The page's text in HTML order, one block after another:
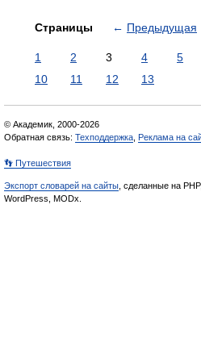
Страницы ← Предыдущая
1 2 3 4 5
10
11 12 13
© Академик, 2000-2026
Обратная связь: Техподдержка Реклама на
👣 Путешествия
Экспорт словарей на сайты , сделанные на PHP,
WordPress, MODx.